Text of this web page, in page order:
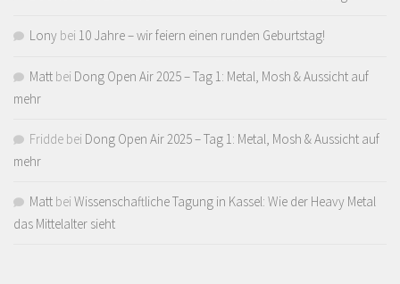
Lony bei 10 Jahre – wir feiern einen runden Geburtstag!
Matt bei Dong Open Air 2025 – Tag 1: Metal, Mosh & Aussicht auf
mehr
Fridde bei Dong Open Air 2025 – Tag 1: Metal, Mosh & Aussicht auf
mehr
Matt bei Wissenschaftliche Tagung in Kassel: Wie der Heavy Metal
das Mittelalter sieht